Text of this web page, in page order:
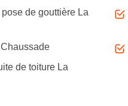
de gouttière La
de toiture La